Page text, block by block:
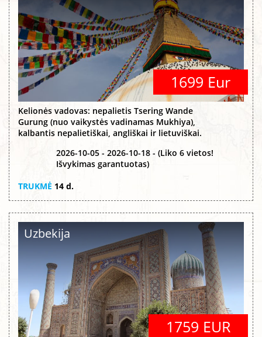
1699 Eur
Kelionės vadovas: nepalietis Tsering Wande
Gurung (nuo vaikystės vadinamas Mukhiya),
kalbantis nepalietiškai, angliškai ir lietuviškai.
2026-10-05 - 2026-10-18 - (Liko 6 vietos!
Išvykimas garantuotas)
TRUKMĖ 14 d.
Uzbekija
1759 EUR